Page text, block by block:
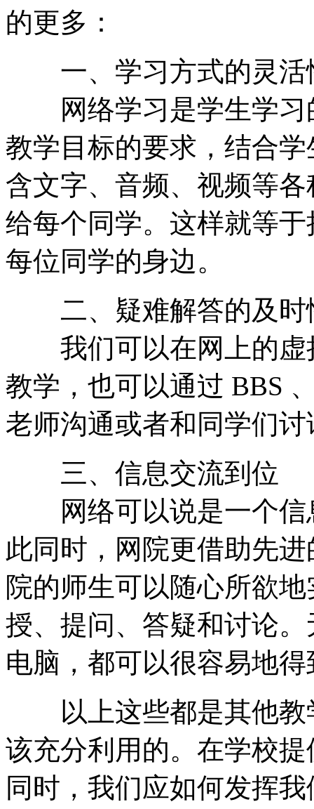
的更多：
一、学习方式的灵活
网络学习是学生学习
教学目标的要求，结合
含文字、音频、视频等
给每个同学。这样就等
每位同学的身边。
二、疑难解答的及时
我们可以在网上的虚
教学，也可以通过 BBS
老师沟通或者和同学们
三、信息交流到位
网络可以说是一个信
此同时，网院更借助先
院的师生可以随心所欲
授、提问、答疑和讨论
电脑，都可以很容易地
以上这些都是其他教
该充分利用的。在学校
同时，我们应如何发挥